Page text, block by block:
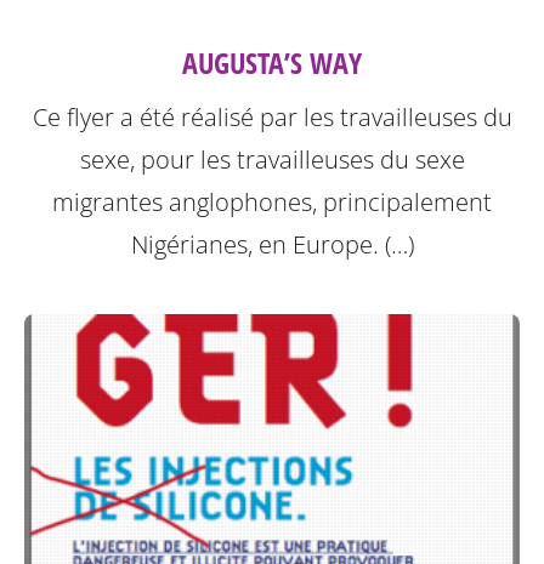
AUGUSTA’S WAY
Ce flyer a été réalisé par les travailleuses du
sexe, pour les travailleuses du sexe
migrantes anglophones, principalement
Nigérianes, en Europe. (…)